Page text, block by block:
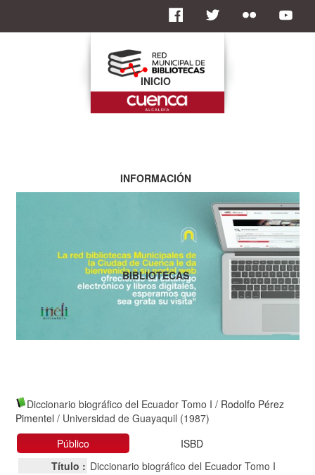
Diccionario biográfico del Ecuador Tomo I / Rodolfo Pérez
Pimentel / Universidad de Guayaquil (1987)
Público
ISBD
Título : Diccionario biográfico del Ecuador Tomo I
INICIO
INFORMACIÓN
BIBLIOTECAS